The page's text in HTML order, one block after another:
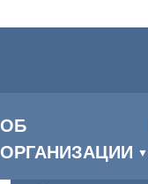
ОБ
ОРГАНИЗАЦИИ ▼